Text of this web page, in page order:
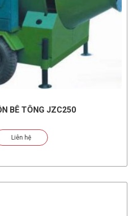
BÊ TÔNG JZC250
Liên hệ